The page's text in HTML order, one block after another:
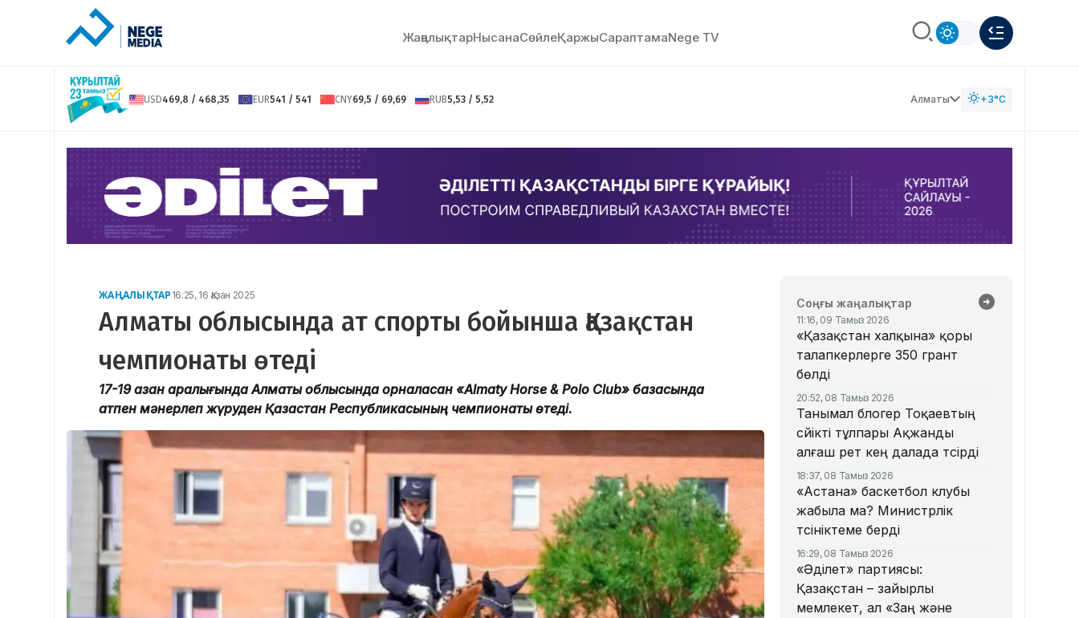
ЖаңалықтарНысанаСөйлeҚаржыСараптамаNege TV
USD469,8 / 468,35 EUR541 / 541 CNY69,5 / 69,69 RUB5,53 / 5,52 Алматы +3°C
ЖАҢАЛЫҚТАР 16:25, 16 Қазан 2025
Алматы облысында ат спорты бойынша Қазақстан
чемпионаты өтеді
17-19 қазан аралығында Алматы облысында орналасқан «Almaty Horse & Polo Club» базасында
атпен мәнерлеп жүруден Қазақстан Республикасының чемпионаты өтеді.
Соңғы жаңалықтар
11:16, 09 Тамыз 2026
«Қазақстан халқына» қоры
талапкерлерге 350 грант
бөлді
20:52, 08 Тамыз 2026
Танымал блогер Тоқаевтың
сүйікті тұлпары Ақжанды
алғаш рет кең далада түсірді
18:37, 08 Тамыз 2026
«Астана» баскетбол клубы
жабыла ма? Министрлік
түсініктеме берді
16:29, 08 Тамыз 2026
«Әділет» партиясы:
Қазақстан – зайырлы
мемлекет, ал «Заң және